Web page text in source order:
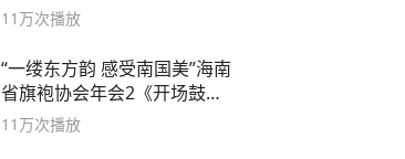
11万次播放
“一缕东方韵 感受南国美”海南
省旗袍协会年会2《开场鼓》
二团
11万次播放